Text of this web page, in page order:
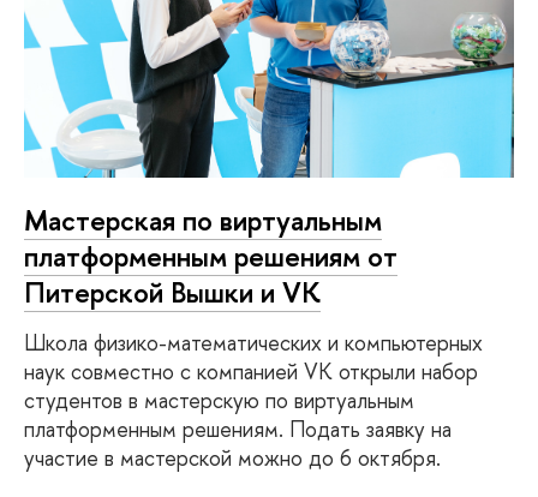
Мастерская по виртуальным
платформенным решениям от
Питерской Вышки и VK
Школа физико-математических и компьютерных
наук совместно с компанией VK открыли набор
студентов в мастерскую по виртуальным
платформенным решениям. Подать заявку на
участие в мастерской можно до 6 октября.